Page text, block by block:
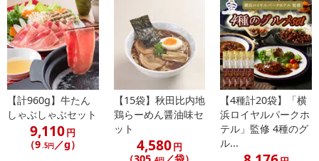
【計960g】牛たん
しゃぶしゃぶセット
9,110円
（9.5円／g）
【15袋】秋田比内地
鶏らーめん醤油味セ
ット
4,580円
【4種計20袋】「横
浜ロイヤルパークホ
テル」監修 4種のグ
ル...